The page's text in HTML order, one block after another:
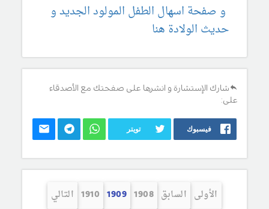
و صفحة اسهال الطفل المولود الجديد و
حديث الولادة هنا
شارك الإستشارة و انشرها على صفحتك مع الأصدقاء
على:
فيسبوك تويتر
الأولى السابق 1908
1909
1910 التالي